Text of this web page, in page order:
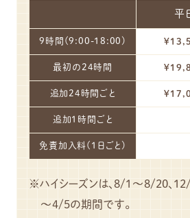
平
9時間(9:00-18:00)
最初の24時間
追加24時間ごと
追加1時間ごと
免責加入料(1日ごと)
ハイシーズンは、8/1～8/20、
～4/5の期間です。